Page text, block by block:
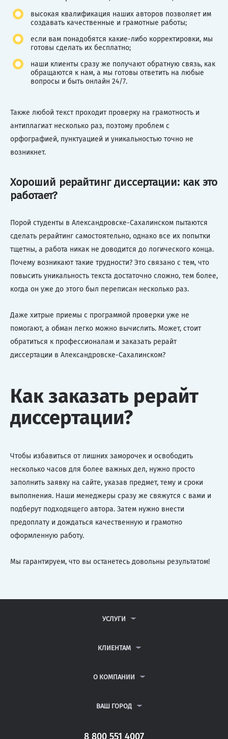
высокая квалификация наших авторов позволяет им
создавать качественные и грамотные работы;
если вам понадобятся какие-либо корректировки, мы
готовы сделать их бесплатно;
наши клиенты сразу же получают обратную связь, как
обращаются к нам, а мы готовы ответить на любые
вопросы и быть онлайн 24/7.
Также любой текст проходит проверку на грамотность и
антиплагиат несколько раз, поэтому проблем с
орфографией, пунктуацией и уникальностью точно не
возникнет.
Хороший рерайтинг диссертации: как это
работает?
Порой студенты в Александровске-Сахалинском пытаются
сделать рерайтинг самостоятельно, однако все их попытки
тщетны, а работа никак не доводится до логического конца.
Почему возникают такие трудности? Это связано с тем, что
повысить уникальность текста достаточно сложно, тем более,
когда он уже до этого был переписан несколько раз.
Даже хитрые приемы с программой проверки уже не
помогают, а обман легко можно вычислить. Может, стоит
обратиться к профессионалам и заказать рерайт
диссертации в Александровске-Сахалинском?
Как заказать рерайт
диссертации?
Чтобы избавиться от лишних заморочек и освободить
несколько часов для более важных дел, нужно просто
заполнить заявку на сайте, указав предмет, тему и сроки
выполнения. Наши менеджеры сразу же свяжутся с вами и
подберут подходящего автора. Затем нужно внести
предоплату и дождаться качественную и грамотно
оформленную работу.
Мы гарантируем, что вы останетесь довольны результатом!
УСЛУГИ
ДИПЛОМНЫЕ РАБОТЫ
РЕФЕРАТЫ
КЛИЕНТАМ
ВОПРОСЫ И ОТВЕТЫ
ПОЛИТИКА КОНФИДЕНЦИАЛЬНОСТИ
О КОМПАНИИ
КОНТАКТЫ
ВАШ ГОРОД
САНКТ-ПЕТЕРБУРГ
8 800 551 4007